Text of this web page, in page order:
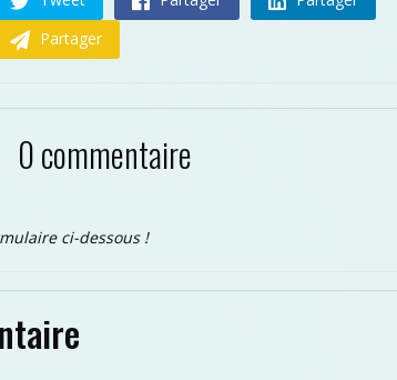
Partager
0 commentaire
ci-dessous !